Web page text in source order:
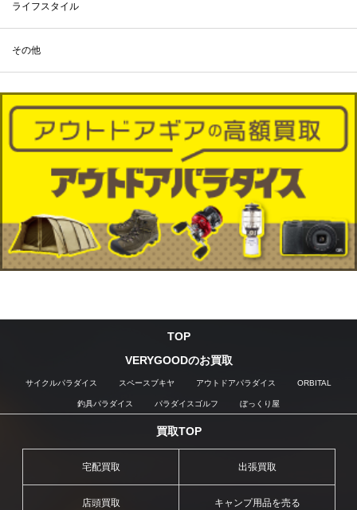
ライフスタイル
その他
TOP
VERYGOODのお買取
サイクルパラダイス スペースブキヤ アウトドアパラダイス ORBITAL
釣具パラダイス パラダイスゴルフ ぼっくり屋
買取TOP
宅配買取 出張買取
店頭買取 キャンプ用品を売る